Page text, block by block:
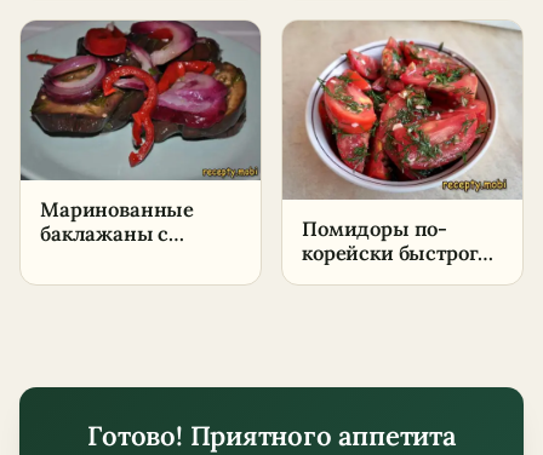
пошаговый рецепт
в домашних
условиях
в домашних
условиях
Маринованные
баклажаны с
и луком – быстрая
Помидоры по-
корейски быстрого
приготовления –
Готово! Приятного аппетита